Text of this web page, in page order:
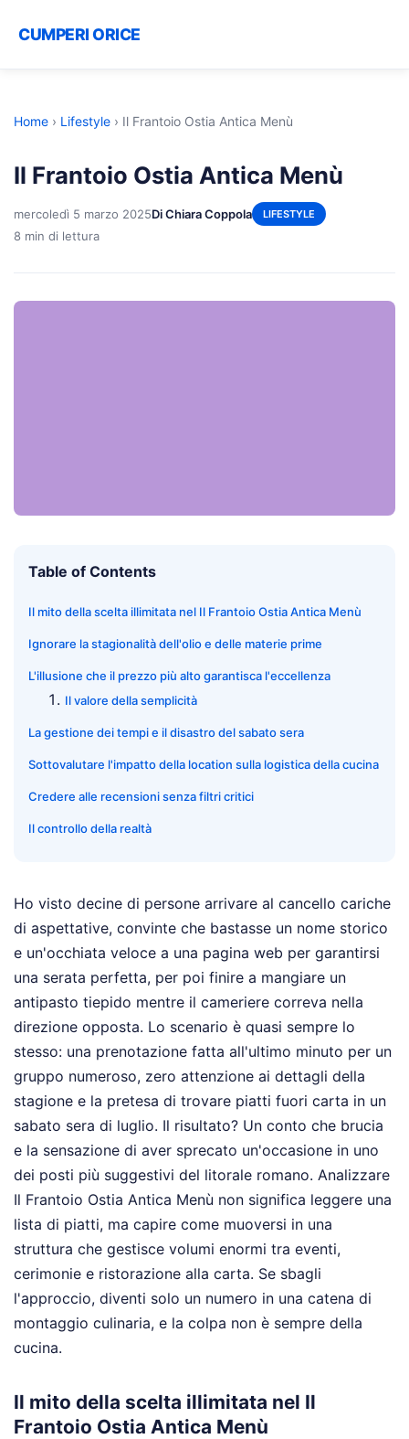
CUMPERI ORICE
Home › Lifestyle › Il Frantoio Ostia Antica Menù
Il Frantoio Ostia Antica Menù
mercoledì 5 marzo 2025Di Chiara Coppola LIFESTYLE
8 min di lettura
Table of Contents
Il mito della scelta illimitata nel Il Frantoio Ostia Antica Menù
Ignorare la stagionalità dell'olio e delle materie prime
L'illusione che il prezzo più alto garantisca l'eccellenza
Il valore della semplicità
La gestione dei tempi e il disastro del sabato sera
Sottovalutare l'impatto della location sulla logistica della cucina
Credere alle recensioni senza filtri critici
Il controllo della realtà
Ho visto decine di persone arrivare al cancello cariche
di aspettative, convinte che bastasse un nome storico
e un'occhiata veloce a una pagina web per garantirsi
una serata perfetta, per poi finire a mangiare un
antipasto tiepido mentre il cameriere correva nella
direzione opposta. Lo scenario è quasi sempre lo
stesso: una prenotazione fatta all'ultimo minuto per un
gruppo numeroso, zero attenzione ai dettagli della
stagione e la pretesa di trovare piatti fuori carta in un
sabato sera di luglio. Il risultato? Un conto che brucia
e la sensazione di aver sprecato un'occasione in uno
dei posti più suggestivi del litorale romano. Analizzare
Il Frantoio Ostia Antica Menù non significa leggere una
lista di piatti, ma capire come muoversi in una
struttura che gestisce volumi enormi tra eventi,
cerimonie e ristorazione alla carta. Se sbagli
l'approccio, diventi solo un numero in una catena di
montaggio culinaria, e la colpa non è sempre della
cucina.
Il mito della scelta illimitata nel Il
Frantoio Ostia Antica Menù